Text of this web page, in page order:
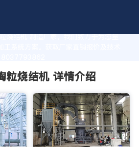
烧结机 制造厂家，我们致力于为您量
系统方案。获取厂家直销报价及技术
粒烧结机 详情介绍